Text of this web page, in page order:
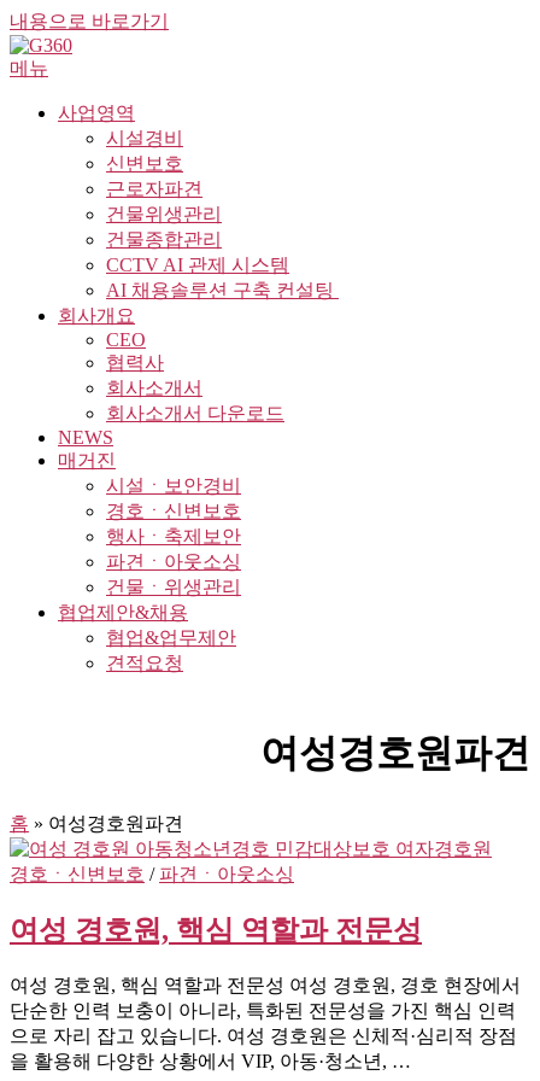
내용으로 바로가기
메뉴
사업영역
시설경비
신변보호
근로자파견
건물위생관리
건물종합관리
CCTV AI 관제 시스템
AI 채용솔루션 구축 컨설팅 ​
회사개요
CEO
협력사
회사소개서
회사소개서 다운로드
NEWS
매거진
시설ㆍ보안경비
경호ㆍ신변보호
행사ㆍ축제보안
파견ㆍ아웃소싱
건물ㆍ위생관리
협업제안&채용
협업&업무제안
견적요청
여성경호원파견
홈 » 여성경호원파견
경호ㆍ신변보호 / 파견ㆍ아웃소싱
여성 경호원, 핵심 역할과 전문성
여성 경호원, 핵심 역할과 전문성 여성 경호원, 경호 현장에서
단순한 인력 보충이 아니라, 특화된 전문성을 가진 핵심 인력
으로 자리 잡고 있습니다. 여성 경호원은 신체적·심리적 장점
을 활용해 다양한 상황에서 VIP, 아동·청소년, …